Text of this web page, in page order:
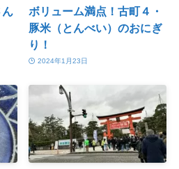
ボリューム満点！古町４・
豚米（とんべい）のおにぎ
り！
2024年1月23日